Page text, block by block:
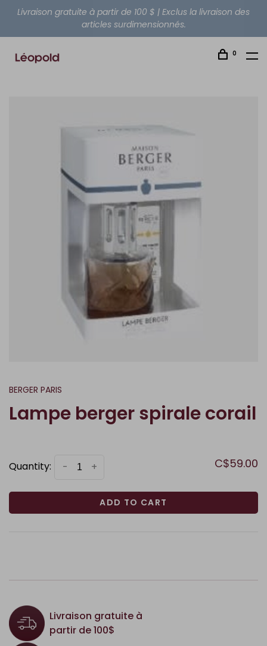
Livraison gratuite à partir de 100 $ | Exclus la livraison des
articles surdimensionnés.
0
BERGER PARIS
Lampe berger spirale corail
Quantity: +
- C$59.00
ADD TO CART
Livraison gratuite à
partir de 100$